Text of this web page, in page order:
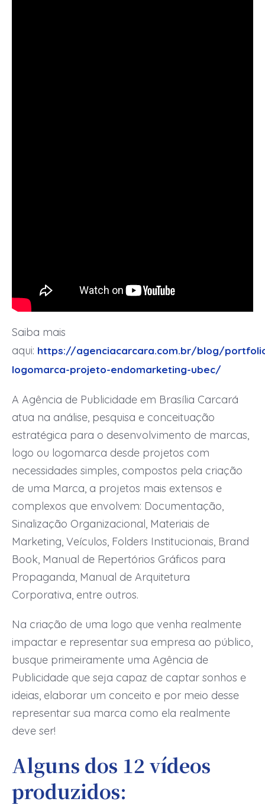
Saiba mais
aqui: https://agenciacarcara.com.br/blog/
logomarca-projeto-endomarketing-ubec/
A Agência de Publicidade em Brasília Carcará
atua na análise, pesquisa e conceituação
estratégica para o desenvolvimento de marcas,
logo ou logomarca desde projetos com
necessidades simples, compostos pela criação
de uma Marca, a projetos mais extensos e
complexos que envolvem: Documentação,
Sinalização Organizacional, Materiais de
Marketing, Veículos, Folders Institucionais, Brand
Book, Manual de Repertórios Gráficos para
Propaganda, Manual de Arquitetura
Corporativa, entre outros.
Na criação de uma logo que venha realmente
impactar e representar sua empresa ao público,
busque primeiramente uma Agência de
Publicidade que seja capaz de captar sonhos e
ideias, elaborar um conceito e por meio desse
representar sua marca como ela realmente
deve ser!
Alguns dos 12 vídeos
produzidos: